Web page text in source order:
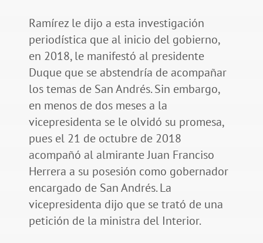
Ramírez le dijo a esta investigación
periodística que al inicio del gobierno,
en 2018, le manifestó al presidente
Duque que se abstendría de acompañar
los temas de San Andrés. Sin embargo,
en menos de dos meses a la
vicepresidenta se le olvidó su promesa,
pues el 21 de octubre de 2018
acompañó al almirante Juan Franciso
Herrera a su posesión como gobernador
encargado de San Andrés. La
vicepresidenta dijo que se trató de una
petición de la ministra del Interior.